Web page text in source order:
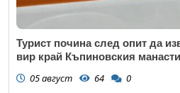
Турист почина след опит да
вир край Къпиновския
05 август 64 0